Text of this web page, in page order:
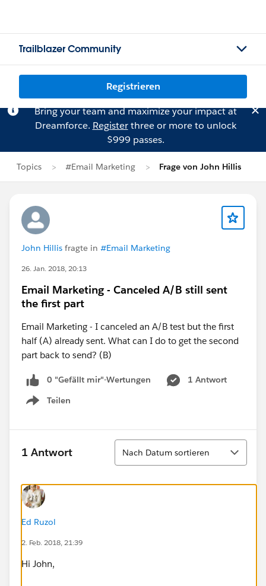
Trailblazer Community
Registrieren
Bring your team and maximize your impact at
Dreamforce. Registerthree or more to unlock
$999 passes.
Topics #Email Marketing Frage von John Hillis
John Hillis fragte in #Email Marketing
26. Jan. 2018, 20:13
Email Marketing - Canceled A/B still sent
the first part
Email Marketing - I canceled an A/B test but the first
half (A) already sent. What can I do to get the second
part back to send? (B)
0 "Gefällt mir"-Wertungen
1 Antwort
Teilen
Show menu
1 Antwort
Sortieren
Nach Datum sortieren
Ed Ruzol
2. Feb. 2018, 21:39
Hi John,